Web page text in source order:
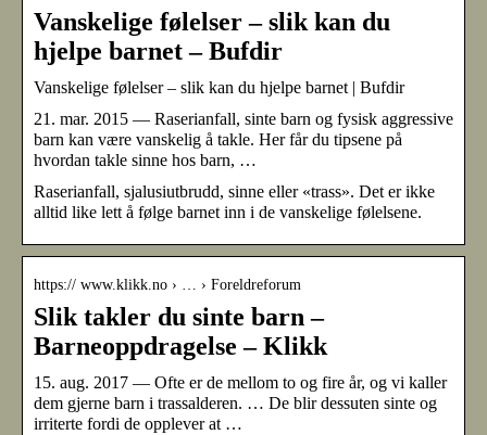
Vanskelige følelser – slik kan du
hjelpe barnet – Bufdir
Vanskelige følelser – slik kan du hjelpe barnet | Bufdir
21. mar. 2015 — Raserianfall, sinte barn og fysisk aggressive
barn kan være vanskelig å takle. Her får du tipsene på
hvordan takle sinne hos barn, …
Raserianfall, sjalusiutbrudd, sinne eller «trass». Det er ikke
alltid like lett å følge barnet inn i de vanskelige følelsene.
https:// www.klikk.no › … › Foreldreforum
Slik takler du sinte barn –
Barneoppdragelse – Klikk
15. aug. 2017 — Ofte er de mellom to og fire år, og vi kaller
dem gjerne barn i trassalderen. … De blir dessuten sinte og
irriterte fordi de opplever at …